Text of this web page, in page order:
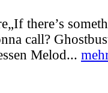
„If there’s
call?
Melod...